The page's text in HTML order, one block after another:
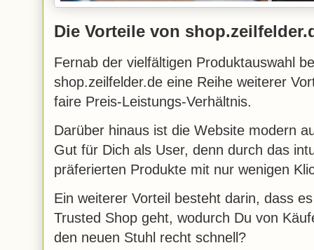
Die Vorteile von
Fernab der vielfältigen Produktauswahl
shop.zeilfelder.de eine Reihe weiterer
faire Preis-Leistungs-Verhältnis.
Darüber hinaus ist die Website modern
Gut für Dich als User, denn durch das
präferierten Produkte mit nur wenigen
Ein weiterer Vorteil besteht darin, dass
Trusted Shop geht, wodurch Du von
den neuen Stuhl recht schnell?